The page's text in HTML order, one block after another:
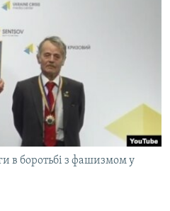
в боротьбі з фашизмом у